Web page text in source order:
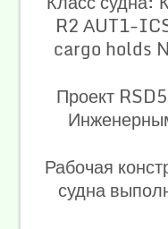
R2 АUT1-
cargo holds
Проект
Рабочая
судна